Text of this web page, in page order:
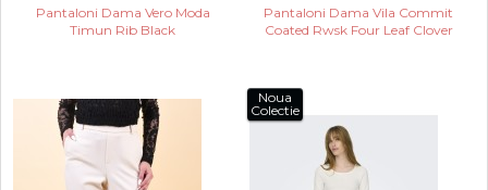
Pantaloni Dama Vero Moda
Timun Rib Black
Pantaloni Dama Vila Commit
Coated Rwsk Four Leaf Clover
Noua
Colectie